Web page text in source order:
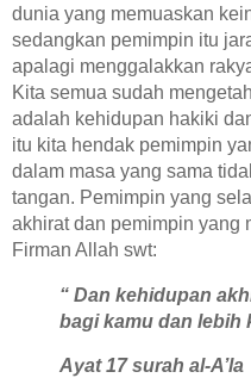
dunia yang memuaskan
sedangkan pemimpin itu
apalagi menggalakkan
Kita semua sudah
adalah kehidupan hakiki
itu kita hendak pemimpin
dalam masa yang sama
tangan. Pemimpin yang
akhirat dan pemimpin yang
Firman Allah swt:
“ Dan kehidupan
bagi kamu dan lebih
Ayat 17 surah al-A’la